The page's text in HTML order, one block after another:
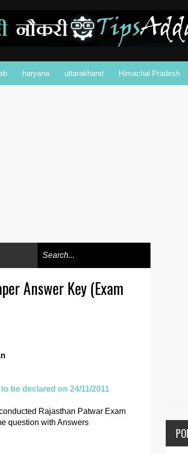
haryana uttarakhand Himachal Pradesh
Answer Key (Exam
be declared on 24/11/2011
Rajasthan Patwar Exam
question with Answers